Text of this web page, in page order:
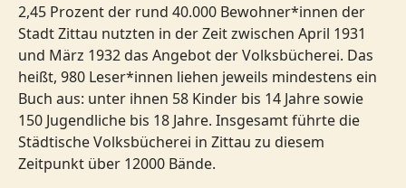
2,45 Prozent der rund 40.000 Bewohner*innen der
Stadt Zittau nutzten in der Zeit zwischen April 1931
und März 1932 das Angebot der Volksbücherei. Das
heißt, 980 Leser*innen liehen jeweils mindestens ein
Buch aus: unter ihnen 58 Kinder bis 14 Jahre sowie
150 Jugendliche bis 18 Jahre. Insgesamt führte die
Städtische Volksbücherei in Zittau zu diesem
Zeitpunkt über 12000 Bände.